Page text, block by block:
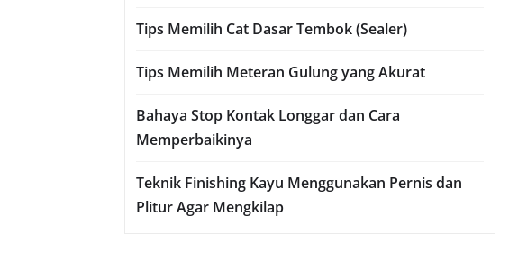
Tips Memilih Cat Dasar Tembok (Sealer)
Tips Memilih Meteran Gulung yang Akurat
Bahaya Stop Kontak Longgar dan Cara
Memperbaikinya
Teknik Finishing Kayu Menggunakan Pernis dan
Plitur Agar Mengkilap